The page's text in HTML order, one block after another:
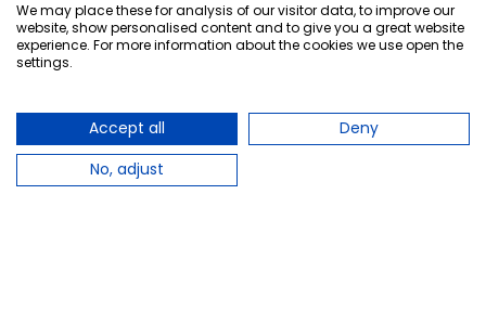
We may place these for analysis of our visitor data, to improve our
website, show personalised content and to give you a great website
experience. For more information about the cookies we use open the
settings.
Accept all
Deny
No, adjust